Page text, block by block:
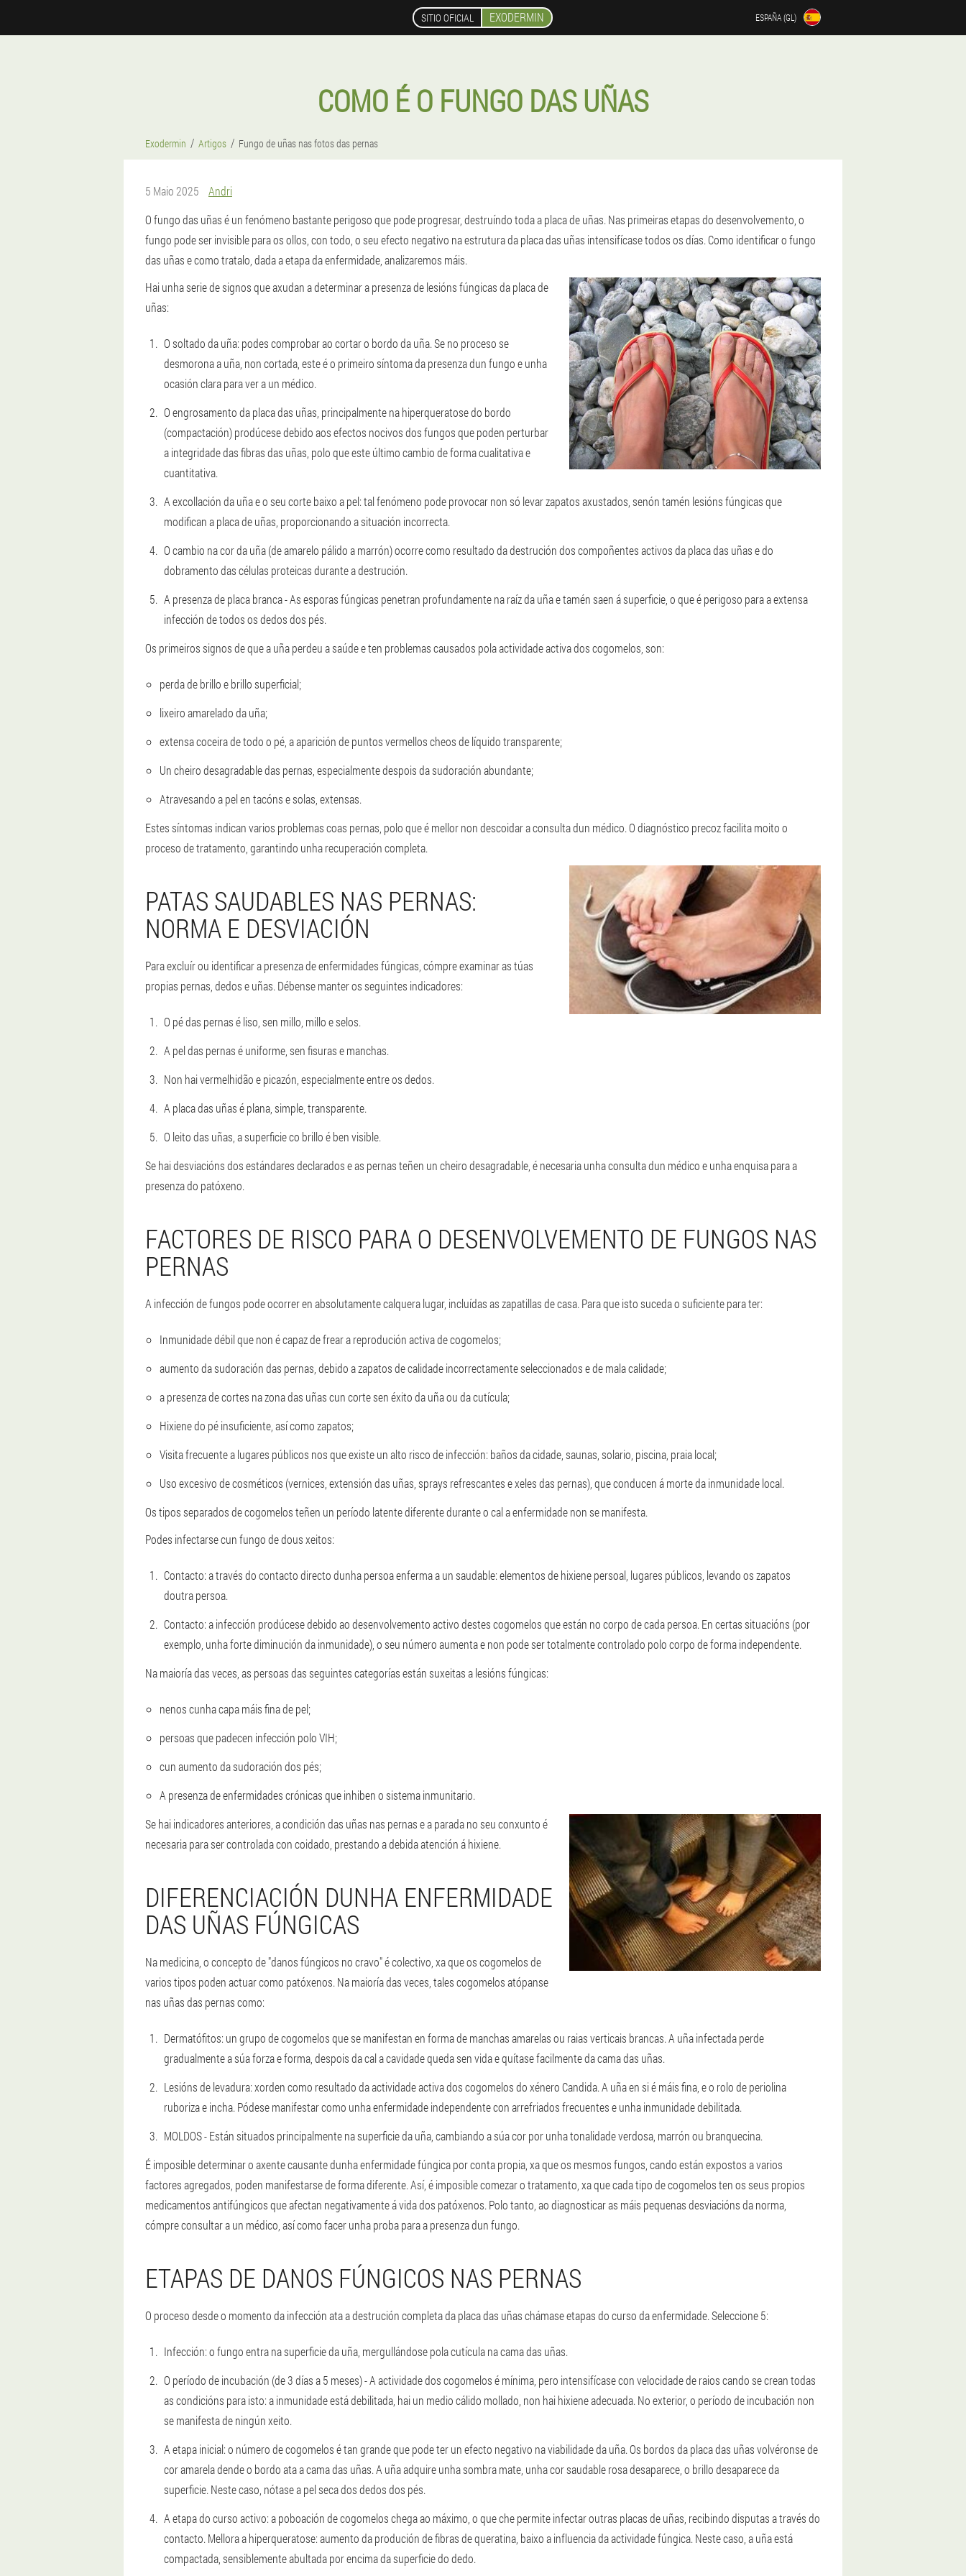
SITIO OFICIAL EXODERMIN ESPAÑA (GL)
COMO É O FUNGO DAS UÑAS
Exodermin Artigos Fungo de uñas nas fotos das pernas
5 Maio 2025
Andri
O fungo das uñas é un fenómeno bastante perigoso que pode progresar, destruíndo toda a placa de uñas. Nas primeiras etapas do desenvolvemento, o
fungo pode ser invisible para os ollos, con todo, o seu efecto negativo na estrutura da placa das uñas intensifícase todos os días. Como identificar o fungo
das uñas e como tratalo, dada a etapa da enfermidade, analizaremos máis.
Hai unha serie de signos que axudan a determinar a presenza de lesións fúngicas da placa de
uñas:
O soltado da uña: podes comprobar ao cortar o bordo da uña. Se no proceso se
desmorona a uña, non cortada, este é o primeiro síntoma da presenza dun fungo e unha
ocasión clara para ver a un médico.
O engrosamento da placa das uñas, principalmente na hiperqueratose do bordo
(compactación) prodúcese debido aos efectos nocivos dos fungos que poden perturbar
a integridade das fibras das uñas, polo que este último cambio de forma cualitativa e
cuantitativa.
A excollación da uña e o seu corte baixo a pel: tal fenómeno pode provocar non só levar zapatos axustados, senón tamén lesións fúngicas que
modifican a placa de uñas, proporcionando a situación incorrecta.
O cambio na cor da uña (de amarelo pálido a marrón) ocorre como resultado da destrución dos compoñentes activos da placa das uñas e do
dobramento das células proteicas durante a destrución.
A presenza de placa branca - As esporas fúngicas penetran profundamente na raíz da uña e tamén saen á superficie, o que é perigoso para a extensa
infección de todos os dedos dos pés.
Os primeiros signos de que a uña perdeu a saúde e ten problemas causados pola actividade activa dos cogomelos, son:
perda de brillo e brillo superficial;
lixeiro amarelado da uña;
extensa coceira de todo o pé, a aparición de puntos vermellos cheos de líquido transparente;
Un cheiro desagradable das pernas, especialmente despois da sudoración abundante;
Atravesando a pel en tacóns e solas, extensas.
Estes síntomas indican varios problemas coas pernas, polo que é mellor non descoidar a consulta dun médico. O diagnóstico precoz facilita moito o
proceso de tratamento, garantindo unha recuperación completa.
PATAS SAUDABLES NAS PERNAS:
NORMA E DESVIACIÓN
Para excluír ou identificar a presenza de enfermidades fúngicas, cómpre examinar as túas
propias pernas, dedos e uñas. Débense manter os seguintes indicadores:
O pé das pernas é liso, sen millo, millo e selos.
A pel das pernas é uniforme, sen fisuras e manchas.
Non hai vermelhidão e picazón, especialmente entre os dedos.
A placa das uñas é plana, simple, transparente.
O leito das uñas, a superficie co brillo é ben visible.
Se hai desviacións dos estándares declarados e as pernas teñen un cheiro desagradable, é necesaria unha consulta dun médico e unha enquisa para a
presenza do patóxeno.
FACTORES DE RISCO PARA O DESENVOLVEMENTO DE FUNGOS NAS
PERNAS
A infección de fungos pode ocorrer en absolutamente calquera lugar, incluídas as zapatillas de casa. Para que isto suceda o suficiente para ter:
Inmunidade débil que non é capaz de frear a reprodución activa de cogomelos;
aumento da sudoración das pernas, debido a zapatos de calidade incorrectamente seleccionados e de mala calidade;
a presenza de cortes na zona das uñas cun corte sen éxito da uña ou da cutícula;
Hixiene do pé insuficiente, así como zapatos;
Visita frecuente a lugares públicos nos que existe un alto risco de infección: baños da cidade, saunas, solario, piscina, praia local;
Uso excesivo de cosméticos (vernices, extensión das uñas, sprays refrescantes e xeles das pernas), que conducen á morte da inmunidade local.
Os tipos separados de cogomelos teñen un período latente diferente durante o cal a enfermidade non se manifesta.
Podes infectarse cun fungo de dous xeitos:
Contacto: a través do contacto directo dunha persoa enferma a un saudable: elementos de hixiene persoal, lugares públicos, levando os zapatos
doutra persoa.
Contacto: a infección prodúcese debido ao desenvolvemento activo destes cogomelos que están no corpo de cada persoa. En certas situacións (por
exemplo, unha forte diminución da inmunidade), o seu número aumenta e non pode ser totalmente controlado polo corpo de forma independente.
Na maioría das veces, as persoas das seguintes categorías están suxeitas a lesións fúngicas:
nenos cunha capa máis fina de pel;
persoas que padecen infección polo VIH;
cun aumento da sudoración dos pés;
A presenza de enfermidades crónicas que inhiben o sistema inmunitario.
Se hai indicadores anteriores, a condición das uñas nas pernas e a parada no seu conxunto é
necesaria para ser controlada con coidado, prestando a debida atención á hixiene.
DIFERENCIACIÓN DUNHA ENFERMIDADE
DAS UÑAS FÚNGICAS
Na medicina, o concepto de "danos fúngicos no cravo" é colectivo, xa que os cogomelos de
varios tipos poden actuar como patóxenos. Na maioría das veces, tales cogomelos atópanse
nas uñas das pernas como:
Dermatófitos: un grupo de cogomelos que se manifestan en forma de manchas amarelas ou raias verticais brancas. A uña infectada perde
gradualmente a súa forza e forma, despois da cal a cavidade queda sen vida e quítase facilmente da cama das uñas.
Lesións de levadura: xorden como resultado da actividade activa dos cogomelos do xénero Candida. A uña en si é máis fina, e o rolo de periolina
ruboriza e incha. Pódese manifestar como unha enfermidade independente con arrefriados frecuentes e unha inmunidade debilitada.
MOLDOS - Están situados principalmente na superficie da uña, cambiando a súa cor por unha tonalidade verdosa, marrón ou branquecina.
É imposible determinar o axente causante dunha enfermidade fúngica por conta propia, xa que os mesmos fungos, cando están expostos a varios
factores agregados, poden manifestarse de forma diferente. Así, é imposible comezar o tratamento, xa que cada tipo de cogomelos ten os seus propios
medicamentos antifúngicos que afectan negativamente á vida dos patóxenos. Polo tanto, ao diagnosticar as máis pequenas desviacións da norma,
cómpre consultar a un médico, así como facer unha proba para a presenza dun fungo.
ETAPAS DE DANOS FÚNGICOS NAS PERNAS
O proceso desde o momento da infección ata a destrución completa da placa das uñas chámase etapas do curso da enfermidade. Seleccione 5:
Infección: o fungo entra na superficie da uña, mergullándose pola cutícula na cama das uñas.
O período de incubación (de 3 días a 5 meses) - A actividade dos cogomelos é mínima, pero intensifícase con velocidade de raios cando se crean todas
as condicións para isto: a inmunidade está debilitada, hai un medio cálido mollado, non hai hixiene adecuada. No exterior, o período de incubación non
se manifesta de ningún xeito.
A etapa inicial: o número de cogomelos é tan grande que pode ter un efecto negativo na viabilidade da uña. Os bordos da placa das uñas volvéronse de
cor amarela dende o bordo ata a cama das uñas. A uña adquire unha sombra mate, unha cor saudable rosa desaparece, o brillo desaparece da
superficie. Neste caso, nótase a pel seca dos dedos dos pés.
A etapa do curso activo: a poboación de cogomelos chega ao máximo, o que che permite infectar outras placas de uñas, recibindo disputas a través do
contacto. Mellora a hiperqueratose: aumento da produción de fibras de queratina, baixo a influencia da actividade fúngica. Neste caso, a uña está
compactada, sensiblemente abultada por encima da superficie do dedo.